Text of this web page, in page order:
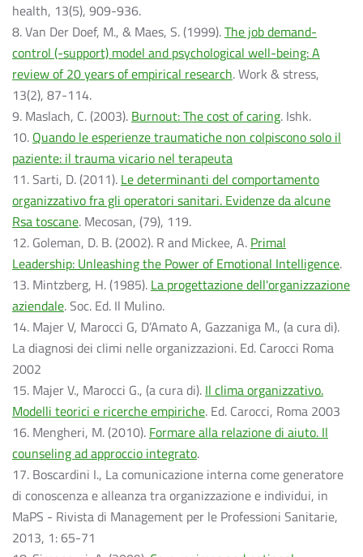
health, 13(5), 909-936.
8. Van Der Doef, M., & Maes, S. (1999).The job demand-
control (-support) model and psychological well-being: A
review of 20 years of empirical research. Work & stress,
13(2), 87-114.
9. Maslach, C. (2003). Burnout: The cost of caring. Ishk.
10. Quando le esperienze traumatiche non colpiscono solo il
paziente: il trauma vicario nel terapeuta
11. Sarti, D. (2011). Le determinanti del comportamento
organizzativo fra gli operatori sanitari. Evidenze da alcune
Rsa toscane. Mecosan, (79), 119.
12. Goleman, D. B. (2002). R and Mickee, A. Primal
Leadership: Unleashing the Power of Emotional Intelligence.
13. Mintzberg, H. (1985). La progettazione dell'organizzazione
aziendale. Soc. Ed. Il Mulino.
14. Majer V, Marocci G, D’Amato A, Gazzaniga M., (a cura di).
La diagnosi dei climi nelle organizzazioni. Ed. Carocci Roma
2002
15. Majer V., Marocci G., (a cura di). Il clima organizzativo.
Modelli teorici e ricerche empiriche. Ed. Carocci, Roma 2003
16. Mengheri, M. (2010). Formare alla relazione di aiuto. Il
counseling ad approccio integrato.
17. Boscardini I., La comunicazione interna come generatore
di conoscenza e alleanza tra organizzazione e individui, in
MaPS - Rivista di Management per le Professioni Sanitarie,
2013, 1: 65-71